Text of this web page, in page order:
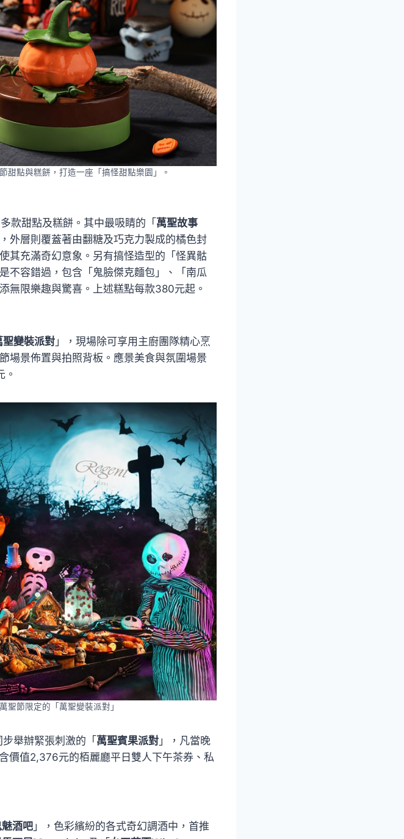
甜點與糕餅，打造一座「搞怪甜點樂園」。
款甜點及糕餅。其中最吸睛的「 萬聖故事
外層則覆蓋著由翻糖及巧克力製成的橘色封
其充滿奇幻意象。另有搞怪造型的「怪異骷
不容錯過，包含「鬼臉傑克麵包」、「南瓜
無限樂趣與驚喜。上述糕點每款380元起。
聖變裝派對」，現場除可享用主廚團隊精心烹
場景佈置與拍照背板。應景美食與氛圍場景
聖節限定的「萬聖變裝派對」
舉辦緊張刺激的「 萬聖賓果派對 」，凡當晚
價值2,376元的栢麗廳平日雙人下午茶券、私
酒吧」，色彩繽紛的各式奇幻調酒中，首推